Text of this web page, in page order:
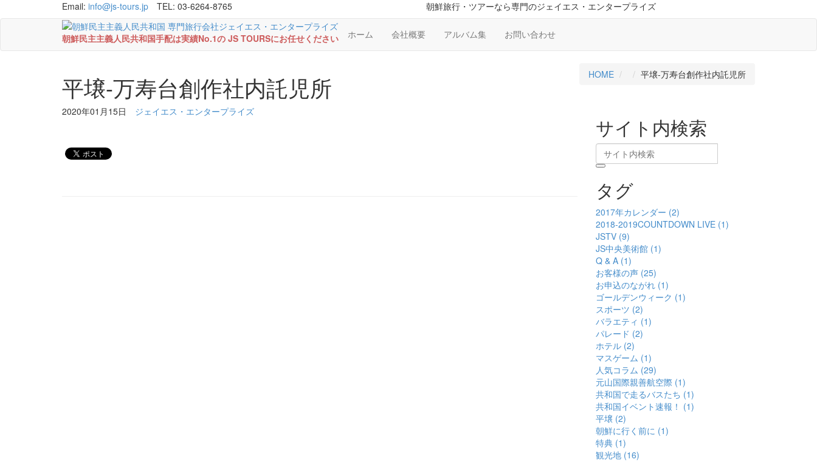
Email: info@js-tours.jp TEL: 03-6264-8765 朝鮮旅行・ツアーなら専門のジェイエス・エンタープライズ
朝鮮民主主義人民共和国手配は実績No.1の JS TOURSにお任せください ホーム 会社概要 アルバム集 お問い合わせ
平壌-万寿台創作社内託児所 HOME 平壌-万寿台創作社内託児所
2020年01月15日 ジェイエス・エンタープライズ
サイト内検索
タグ
2017年カレンダー (2)
2018-2019COUNTDOWN LIVE (1)
JSTV (9)
JS中央美術館 (1)
Q & A (1)
お客様の声 (25)
お申込のながれ (1)
ゴールデンウィーク (1)
スポーツ (2)
バラエティ (1)
パレード (2)
ホテル (2)
マスゲーム (1)
人気コラム (29)
元山国際親善航空際 (1)
共和国で走るバスたち (1)
共和国イベント速報！ (1)
平壌 (2)
朝鮮に行く前に (1)
特典 (1)
観光地 (16)